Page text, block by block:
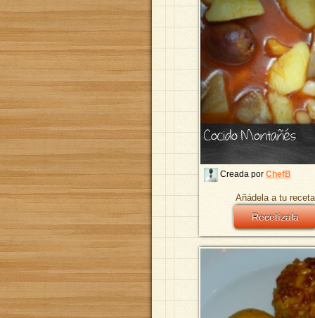
Cocido Montañés
Creada por ChefB
Añádela a tu
Recetízala